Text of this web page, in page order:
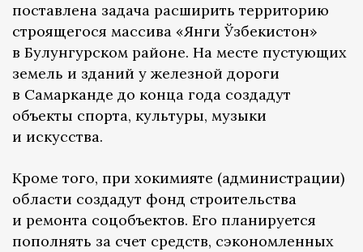
поставлена задача расширить территорию
строящегося массива «Янги Ўзбекистон»
в Булунгурском районе. На месте пустующих
земель и зданий у железной дороги
в Самарканде до конца года создадут
объекты спорта, культуры, музыки
и искусства.
Кроме того, при хокимияте (администрации)
области создадут фонд строительства
и ремонта соцобъектов. Его планируется
пополнять за счет средств, сэкономленных